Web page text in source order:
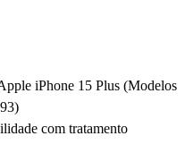
iPhone 15 Plus (Modelos
com tratamento